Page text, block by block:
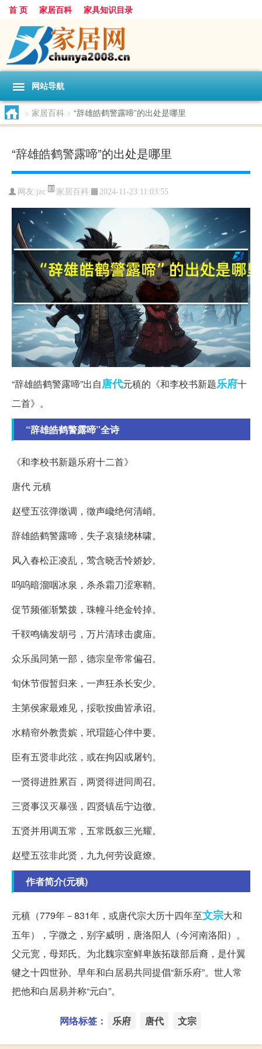
首 页 家居百科 家具知识目录
网站导航
> 家居百科 > “辞雄皓鹤警露啼”的出处是哪里
“辞雄皓鹤警露啼”的出处是哪里
网友:jzc 家居百科 2024-11-23 11:03:55
“辞雄皓鹤警露啼”出自唐代元稹的《和李校书新题乐府十
二首》。
“辞雄皓鹤警露啼”全诗
《和李校书新题乐府十二首》
唐代 元稹
赵璧五弦弹徵调，徵声巉绝何清峭。
辞雄皓鹤警露啼，失子哀猿绕林啸。
风入春松正凌乱，莺含晓舌怜娇妙。
呜呜暗溜咽冰泉，杀杀霜刀涩寒鞘。
促节频催渐繁拨，珠幢斗绝金铃掉。
千靫鸣镝发胡弓，万片清球击虞庙。
众乐虽同第一部，德宗皇帝常偏召。
旬休节假暂归来，一声狂杀长安少。
主第侯家最难见，挼歌按曲皆承诏。
水精帘外教贵嫔，玳瑁筵心伴中要。
臣有五贤非此弦，或在拘囚或屠钓。
一贤得进胜累百，两贤得进同周召。
三贤事汉灭暴强，四贤镇岳宁边徼。
五贤并用调五常，五常既叙三光耀。
赵璧五弦非此贤，九九何劳设庭燎。
作者简介(元稹)
元稹（779年－831年，或唐代宗大历十四年至文宗大和
五年），字微之，别字威明，唐洛阳人（今河南洛阳）。
父元宽，母郑氏。为北魏宗室鲜卑族拓跋部后裔，是什翼
犍之十四世孙。早年和白居易共同提倡“新乐府”。世人常
把他和白居易并称“元白”。
网络标签： 乐府 唐代 文宗